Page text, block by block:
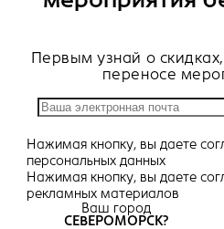
Первым узнай о
переносе
Нажимая кнопку, вы даете
персональных данных
Нажимая кнопку, вы даете
рекламных материалов
Ваш город
СЕВЕРОМОРСК?